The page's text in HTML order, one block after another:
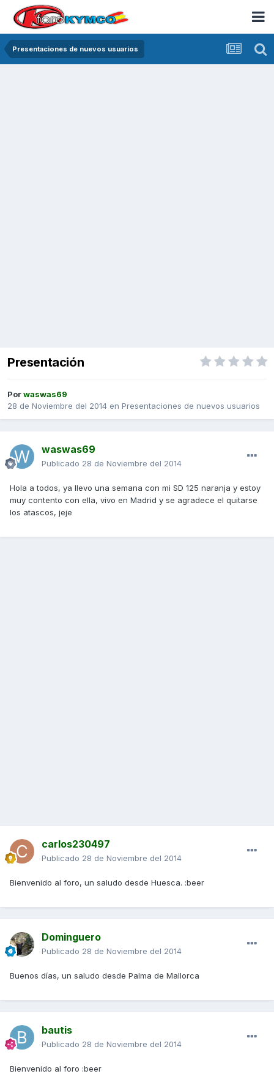
Presentaciones de nuevos usuarios
Presentación
Porwaswas69
28 de Noviembre del 2014 en Presentaciones de nuevos usuarios
waswas69
Publicado 28 de Noviembre del 2014
Hola a todos, ya llevo una semana con mi SD 125 naranja y estoy
muy contento con ella, vivo en Madrid y se agradece el quitarse
los atascos, jeje
carlos230497
Publicado 28 de Noviembre del 2014
Bienvenido al foro, un saludo desde Huesca. :beer
Dominguero
Publicado 28 de Noviembre del 2014
Buenos días, un saludo desde Palma de Mallorca
bautis
Publicado 28 de Noviembre del 2014
Bienvenido al foro :beer